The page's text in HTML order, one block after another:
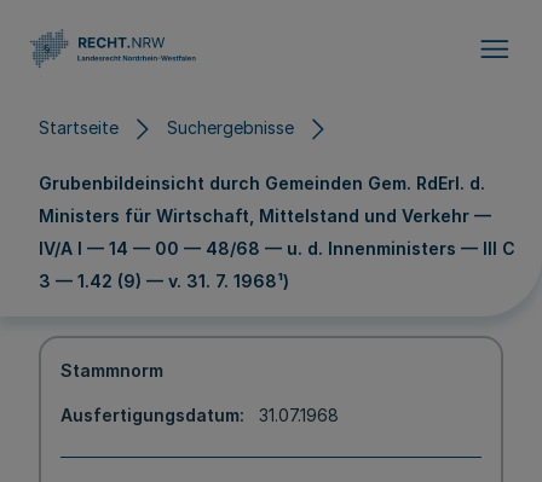
Startseite Suchergebnisse
Grubenbildeinsicht durch Gemeinden Gem. RdErl. d.
Ministers für Wirtschaft, Mittelstand und Verkehr —
IV/A l — 14 — 00 — 48/68 — u. d. Innenministers — III C
3 — 1.42 (9) — v. 31. 7. 1968¹)
Stammnorm
Ausfertigungsdatum 31.07.1968